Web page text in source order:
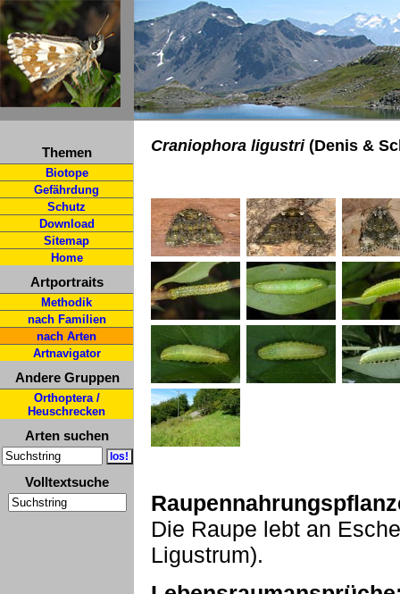
Themen
Biotope
Gefährdung
Schutz
Download
Sitemap
Home
Artportraits
Methodik
nach Familien
nach Arten
Artnavigator
Andere Gruppen
Orthoptera /
Heuschrecken
Arten suchen
Volltextsuche
Craniophora ligustri(Denis &
Die Raupe lebt an
Ligustrum).